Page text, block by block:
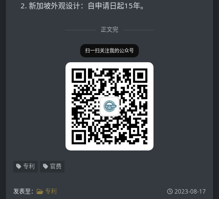
新加坡外观设计：自申请日起15年。
正文完
扫一扫关注我的公众号
专利 官费
发表至： 专利 2023-08-17